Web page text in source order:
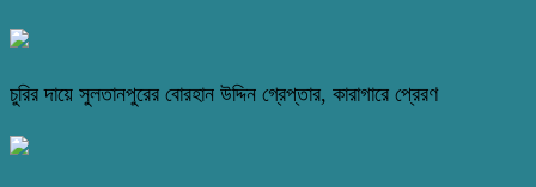
চুরির দায়ে সুলতানপুরের বোরহান উদ্দিন গ্রেপ্তার, কারাগারে প্রেরণ